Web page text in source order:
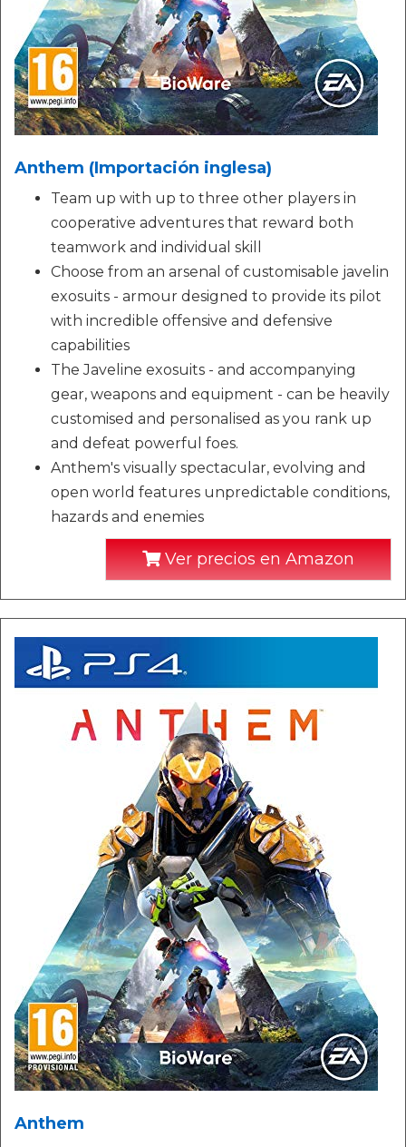
Anthem (Importación inglesa)
Team up with up to three other players in
cooperative adventures that reward both
teamwork and individual skill
Choose from an arsenal of customisable javelin
exosuits - armour designed to provide its pilot
with incredible offensive and defensive
capabilities
The Javeline exosuits - and accompanying
gear, weapons and equipment - can be heavily
customised and personalised as you rank up
and defeat powerful foes.
Anthem's visually spectacular, evolving and
open world features unpredictable conditions,
hazards and enemies
Ver precios en Amazon
Anthem